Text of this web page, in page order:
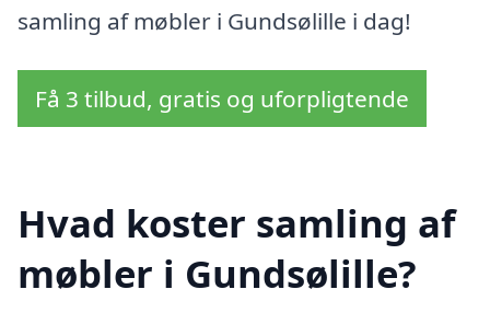
samling af møbler i Gundsølille i dag!
Få 3 tilbud, gratis og uforpligtende
Hvad koster samling af
møbler i Gundsølille?